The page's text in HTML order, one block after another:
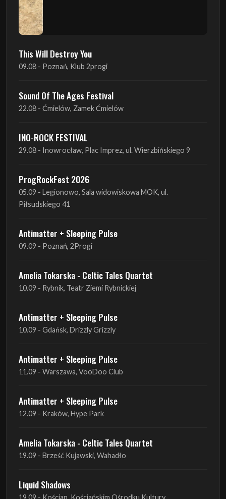
This Will Destroy You
09.08 - Poznań, Klub 2progi
Sound Of The Ages Festival
22.08 - Ćmielów, Zamek Ćmielów
INO-ROCK FESTIVAL
29.08 - Inowrocław, Plac Imprez, ul. Wierzbińskiego 9
ProgRockFest 2026
Antimatter + Sleeping Pulse
09.09 - Poznań, 2Progi
Amelia Tokarska - Celtic Tales Quartet
10.09 - Rybnik, Teatr Ziemi Rybnickiej
Antimatter + Sleeping Pulse
Antimatter + Sleeping Pulse
11.09 - Warszawa, VooDoo Club
Antimatter + Sleeping Pulse
12.09 - Kraków, Hype Park
Amelia Tokarska - Celtic Tales Quartet
19.09 - Brześć Kujawski, Wahadło
Liquid Shadows
19.09 - Kościan, Kościańskim Ośrodku Kultury
Amelia Tokarska - Celtic Tales Quartet
20.09 - Brześć Kujawski, Wahadło